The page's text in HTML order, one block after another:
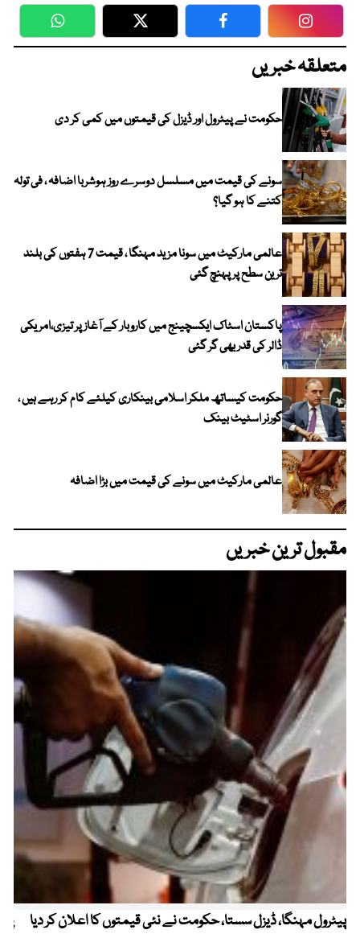
WhatsApp Twitter Facebook
متعلقہ خبریں
حکومت نے پیٹرول اور ڈیزل کی قیمتوں میں کمی کر دی
سونے کی قیمت میں مسلسل دوسرے روز ہوشربا اضافہ ، فی تولہ
کتنے کا ہو گیا؟
عالمی مارکیٹ میں سونا مزید مہنگا ، قیمت 7 ہفتوں کی بلند
ترین سطح پر پہنچ گئی
پاکستان اسٹاک ایکسچینج میں کاروبار کے آغاز پر تیزی،امریکی
ڈالر کی قدر بھی گر گئی
حکومت کیساتھ ملکر اسلامی بینکاری کیلئے کام کر رہے ہیں ،
گورنر اسٹیٹ بینک
عالمی مارکیٹ میں سونے کی قیمت میں بڑا اضافہ
مقبول ترین خبریں
پیٹرول مہنگا، ڈیزل سستا، حکومت نے نئی قیمتوں کا اعلان کر دیا